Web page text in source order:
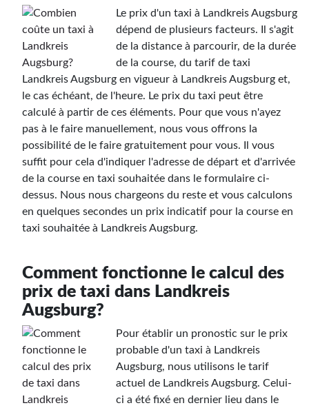
Le prix d'un taxi à Landkreis Augsburg
dépend de plusieurs facteurs. Il s'agit
de la distance à parcourir, de la durée
de la course, du tarif de taxi
Landkreis Augsburg en vigueur à Landkreis Augsburg et,
le cas échéant, de l'heure. Le prix du taxi peut être
calculé à partir de ces éléments. Pour que vous n'ayez
pas à le faire manuellement, nous vous offrons la
possibilité de le faire gratuitement pour vous. Il vous
suffit pour cela d'indiquer l'adresse de départ et d'arrivée
de la course en taxi souhaitée dans le formulaire ci-
dessus. Nous nous chargeons du reste et vous calculons
en quelques secondes un prix indicatif pour la course en
taxi souhaitée à Landkreis Augsburg.
Comment fonctionne le calcul des
prix de taxi dans Landkreis
Augsburg?
Pour établir un pronostic sur le prix
probable d'un taxi à Landkreis
Augsburg, nous utilisons le tarif
actuel de Landkreis Augsburg. Celui-
ci a été fixé en dernier lieu dans le